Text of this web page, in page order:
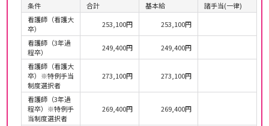
条件 合計 基本給
諸手当(一律)
看護師（看護大
卒）
253,100円
253,100円
看護師（3年過
程卒）
249,400円
249,400円
看護師（看護大
卒）※特例手当
制度選択者
273,100円 273,100円
看護師（3年過
程卒）※特例手
当制度選択者
269,400円 269,400円